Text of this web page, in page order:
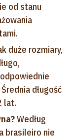
od stanu
duże rozmiary,
długość
lat.
Według
brasileiro nie